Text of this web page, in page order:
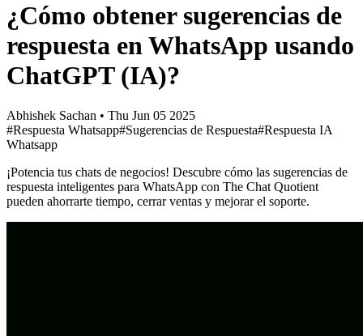
¿Cómo obtener sugerencias de
respuesta en WhatsApp usando
ChatGPT (IA)?
Abhishek Sachan • Thu Jun 05 2025
#Respuesta Whatsapp#Sugerencias de Respuesta#Respuesta IA
Whatsapp
¡Potencia tus chats de negocios! Descubre cómo las sugerencias de
respuesta inteligentes para WhatsApp con The Chat Quotient
pueden ahorrarte tiempo, cerrar ventas y mejorar el soporte.